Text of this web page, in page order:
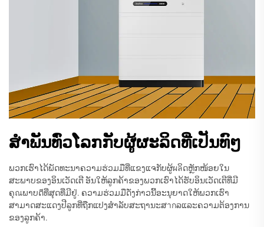
ສຳພັນທົ່ວໂລກກັບຜູ້ຜະລິດທີ່ເປັນທົໆ
ພວກເຮົາໄດ້ພັດທະນາຄວາມຮ່ວມມືທີ່ແຂງແຈກັບຜູ້ผลິດຫຼັກໜ້ອຍໃນ
ສະພາບຂອງອິນເວັດເຕີ ອັນໃຫ້ລູກຄ້າຂອງພວກເຮົາໄດ້ຮັບອິນເວັດເຕີທີ່ມີ
ຄຸณພາບດีທີ່ສຸດທີ່ມີຢູ່. ຄວາມຮ່ວມມືດັ່ງກ່າວນີ້ອະນຸຍາດໃຫ້ພວກເຮົາ
ສາມາດສະແດງປີລູກທີ່ຖືກແປງສໍາລັບສະຖານະສากລແລະຄວາມຕ້ອງການ
ຂອງລູກຄ້າ.